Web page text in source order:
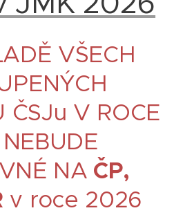
VŠECH
ČSJu V ROCE
NA ČP,
v roce 2026